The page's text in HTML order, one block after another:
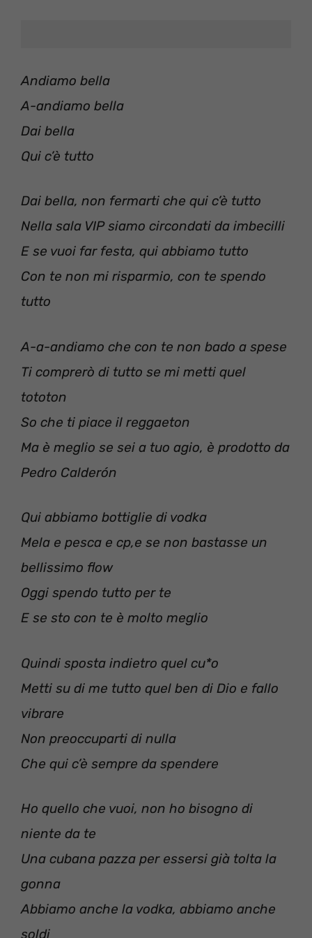
Andiamo bella
A-andiamo bella
Dai bella
Qui c’è tutto
Dai bella, non fermarti che qui c’è tutto
Nella sala VIP siamo circondati da imbecilli
E se vuoi far festa, qui abbiamo tutto
Con te non mi risparmio, con te spendo
tutto
A-a-andiamo che con te non bado a spese
Ti comprerò di tutto se mi metti quel
tototon
So che ti piace il reggaeton
Ma è meglio se sei a tuo agio, è prodotto da
Pedro Calderón
Qui abbiamo bottiglie di vodka
Mela e pesca e cp,e se non bastasse un
bellissimo flow
Oggi spendo tutto per te
E se sto con te è molto meglio
Quindi sposta indietro quel cu*o
Metti su di me tutto quel ben di Dio e fallo
vibrare
Non preoccuparti di nulla
Che qui c’è sempre da spendere
Ho quello che vuoi, non ho bisogno di
niente da te
Una cubana pazza per essersi già tolta la
gonna
Abbiamo anche la vodka, abbiamo anche
soldi